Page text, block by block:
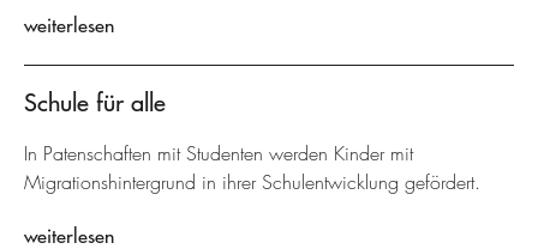
weiterlesen
Schule für alle
In Patenschaften mit Studenten werden Kinder mit
Migrationshintergrund in ihrer Schulentwicklung gefördert.
weiterlesen